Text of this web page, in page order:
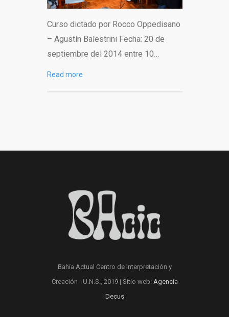
Curso dictado por Rocco Oppedisano
– Agustín Balestrini Fecha: 20 de
septiembre del 2014 entre 10…
Read more
Bahía Actual Centro de Interpretación y
Creación - U.N.S., 2019 | Sitio web: Agencia
Decus